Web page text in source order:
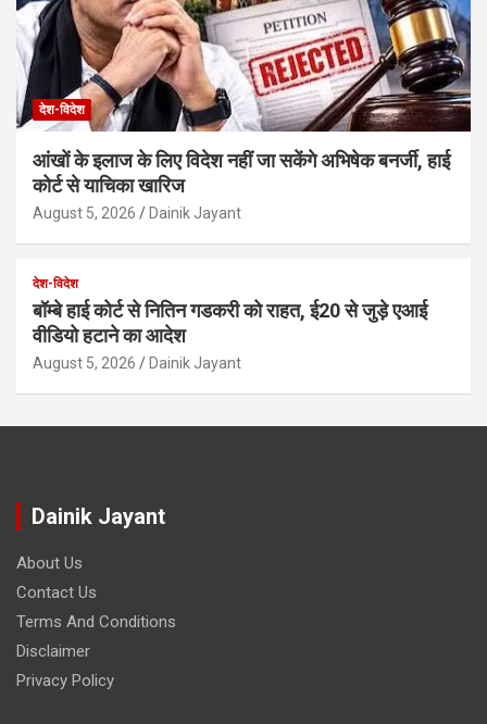
देश-विदेश
आंखों के इलाज के लिए विदेश नहीं जा सकेंगे अभिषेक बनर्जी, हाई
कोर्ट से याचिका खारिज
August 5, 2026 Dainik Jayant
देश-विदेश
बॉम्बे हाई कोर्ट से नितिन गडकरी को राहत, ई20 से जुड़े एआई
वीडियो हटाने का आदेश
August 5, 2026 Dainik Jayant
Dainik Jayant
About Us
Contact Us
Terms And Conditions
Disclaimer
Privacy Policy